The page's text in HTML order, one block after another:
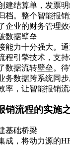
建结算单，发票
档。整个智能报
企业的财务管理效
数据壁垒
能力十分强大。
程引擎技术，支
数据流转壁垒。
务数据跨系统同
率，让智能报销流
销流程的实施
基础桥梁
成，将动力源的